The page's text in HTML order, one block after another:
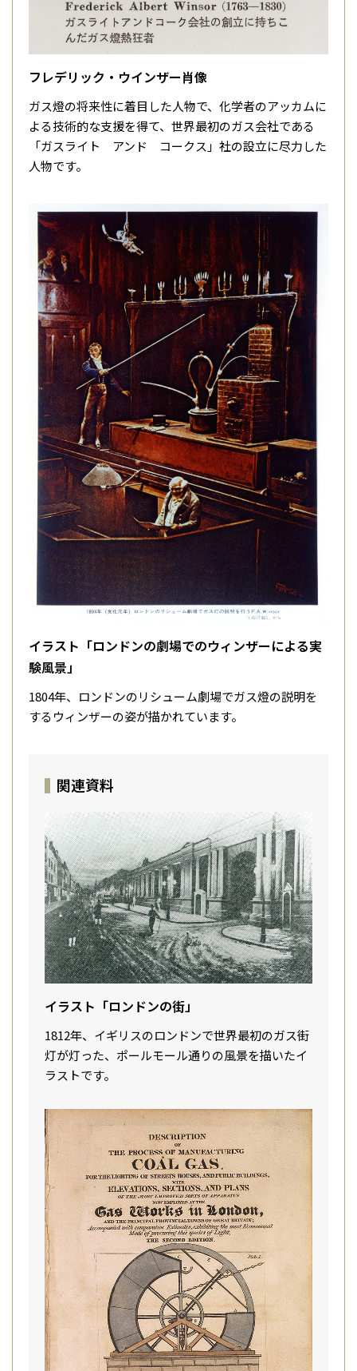
フレデリック・ウインザー肖像
ガス燈の将来性に着目した人物で、化学者のアッカムに
よる技術的な支援を得て、世界最初のガス会社である
「ガスライト アンド コークス」社の設立に尽力した
人物です。
イラスト「ロンドンの劇場でのウィンザーによる実
験風景」
1804年、ロンドンのリシューム劇場でガス燈の説明を
するウィンザーの姿が描かれています。
関連資料
イラスト「ロンドンの街」
1812年、イギリスのロンドンで世界最初のガス街
灯が灯った、ポールモール通りの風景を描いたイ
ラストです。